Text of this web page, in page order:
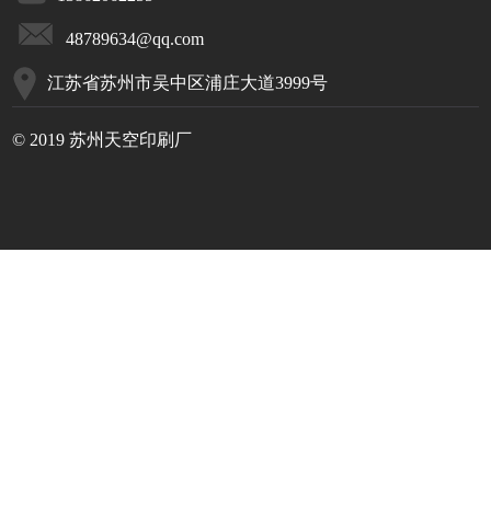
48789634@qq.com
江苏省苏州市吴中区浦庄大道3999号
© 2019 苏州天空印刷厂